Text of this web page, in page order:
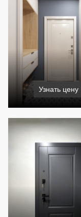
Узнать цену